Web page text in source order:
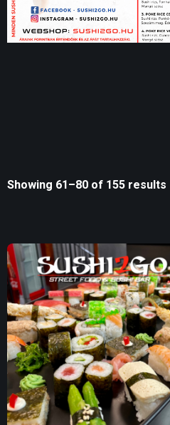
Showing 61–80 of 155 results